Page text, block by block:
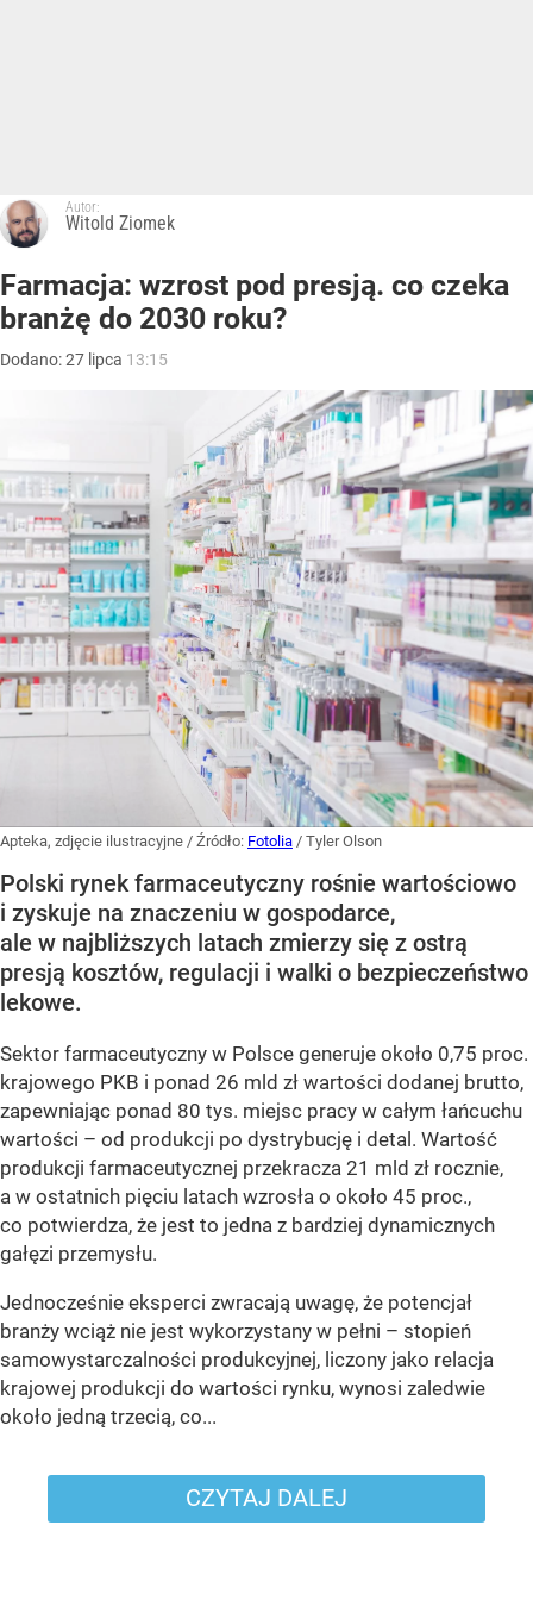
Autor:
Witold Ziomek
Farmacja: wzrost pod presją. co czeka
branżę do 2030 roku?
Dodano:27 lipca 13:15
Apteka, zdjęcie ilustracyjne / Źródło: Fotolia / Tyler Olson
Polski rynek farmaceutyczny rośnie wartościowo
i zyskuje na znaczeniu w gospodarce,
ale w najbliższych latach zmierzy się z ostrą
presją kosztów, regulacji i walki o bezpieczeństwo
lekowe.
Sektor farmaceutyczny w Polsce generuje około 0,75 proc.
krajowego PKB i ponad 26 mld zł wartości dodanej brutto,
zapewniając ponad 80 tys. miejsc pracy w całym łańcuchu
wartości – od produkcji po dystrybucję i detal. Wartość
produkcji farmaceutycznej przekracza 21 mld zł rocznie,
a w ostatnich pięciu latach wzrosła o około 45 proc.,
co potwierdza, że jest to jedna z bardziej dynamicznych
gałęzi przemysłu.
Jednocześnie eksperci zwracają uwagę, że potencjał
branży wciąż nie jest wykorzystany w pełni – stopień
samowystarczalności produkcyjnej, liczony jako relacja
krajowej produkcji do wartości rynku, wynosi zaledwie
około jedną trzecią, co...
CZYTAJ DALEJ